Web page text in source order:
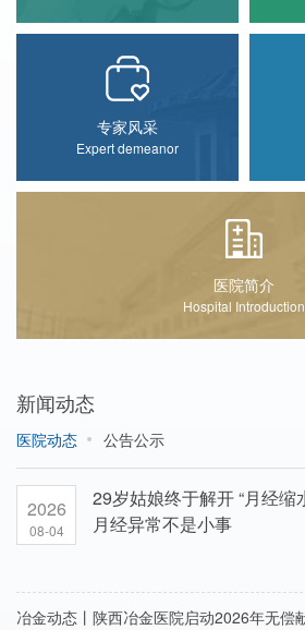
专家风采
Expert demeanor
医院简介
Hospital Introduction
新闻动态
医院动态 公告公示
2026
08-04
29岁姑娘终于解开 “月经缩
月经异常不是小事
冶金动态丨陕西冶金医院启动2026年无偿